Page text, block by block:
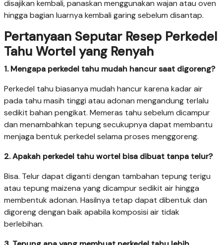
disajikan kembali, panaskan menggunakan wajan atau oven
hingga bagian luarnya kembali garing sebelum disantap.
Pertanyaan Seputar Resep Perkedel
Tahu Wortel yang Renyah
1. Mengapa perkedel tahu mudah hancur saat digoreng?
Perkedel tahu biasanya mudah hancur karena kadar air
pada tahu masih tinggi atau adonan mengandung terlalu
sedikit bahan pengikat. Memeras tahu sebelum dicampur
dan menambahkan tepung secukupnya dapat membantu
menjaga bentuk perkedel selama proses menggoreng.
2. Apakah perkedel tahu wortel bisa dibuat tanpa telur?
Bisa. Telur dapat diganti dengan tambahan tepung terigu
atau tepung maizena yang dicampur sedikit air hingga
membentuk adonan. Hasilnya tetap dapat dibentuk dan
digoreng dengan baik apabila komposisi air tidak
berlebihan.